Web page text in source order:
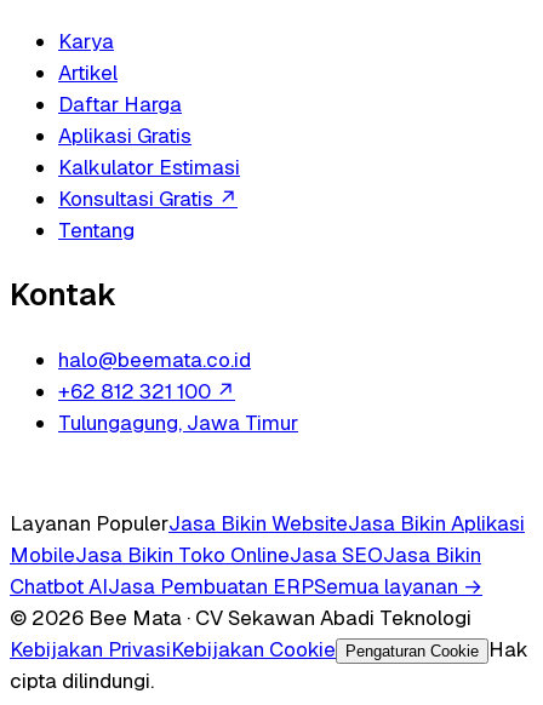
Karya
Artikel
Daftar Harga
Aplikasi Gratis
Kalkulator Estimasi
Konsultasi Gratis ↗
Tentang
Kontak
halo@beemata.co.id
+62 812 321 100 ↗
Tulungagung, Jawa Timur
Layanan PopulerJasa Bikin WebsiteJasa Bikin Aplikasi
MobileJasa Bikin Toko OnlineJasa SEOJasa Bikin
Chatbot AIJasa Pembuatan ERPSemua layanan →
© 2026 Bee Mata · CV Sekawan Abadi Teknologi
Kebijakan PrivasiKebijakan Cookie Pengaturan Cookie
Hak
cipta dilindungi.